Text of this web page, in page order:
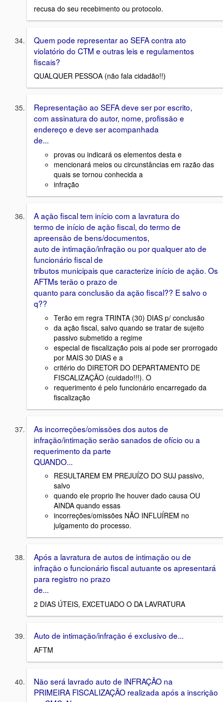
recusa do seu recebimento ou protocolo.
Quem pode representar ao SEFA contra ato
violatório do CTM e outras leis e regulamentos
fiscais?
QUALQUER PESSOA (não fala cidadão!!)
Representação ao SEFA deve ser por escrito,
com assinatura do autor, nome, profissão e
endereço e deve ser acompanhada
de...
provas ou indicará os elementos desta e
mencionará meios ou circunstâncias em razão das
quais se tornou conhecida a
infração
A ação fiscal tem início com a lavratura do
termo de início de ação fiscal, do termo de
apreensão de bens/documentos,
auto de intimação/infração ou por qualquer ato de
funcionário fiscal de
tributos municipais que caracterize início de ação. Os
AFTMs terão o prazo de
quanto para conclusão da ação fiscal?? E salvo o
q??
Terão em regra TRINTA (30) DIAS p/ conclusão
da ação fiscal, salvo quando se tratar de sujeito
passivo submetido a regime
especial de fiscalização pois ai pode ser prorrogado
por MAIS 30 DIAS e a
critério do DIRETOR DO DEPARTAMENTO DE
FISCALIZAÇÃO (cuidado!!!). O
requerimento é pelo funcionário encarregado da
fiscalização
As incorreções/omissões dos autos de
infração/intimação serão sanados de ofício ou a
requerimento da parte
QUANDO...
RESULTAREM EM PREJUÍZO DO SUJ passivo,
salvo
quando ele proprio lhe houver dado causa OU
AINDA quando essas
incorreções/omissões NÃO INFLUÍREM no
julgamento do processo.
Após a lavratura de autos de intimação ou de
infração o funcionário fiscal autuante os apresentará
para registro no prazo
de...
2 DIAS ÚTEIS, EXCETUADO O DA LAVRATURA
Auto de intimação/infração é exclusivo de...
AFTM
Não será lavrado auto de INFRAÇÃO na
PRIMEIRA FISCALIZAÇÃO realizada após a inscrição